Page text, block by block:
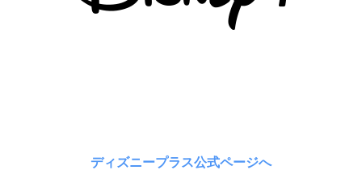
ディズニープラス公式ページへ